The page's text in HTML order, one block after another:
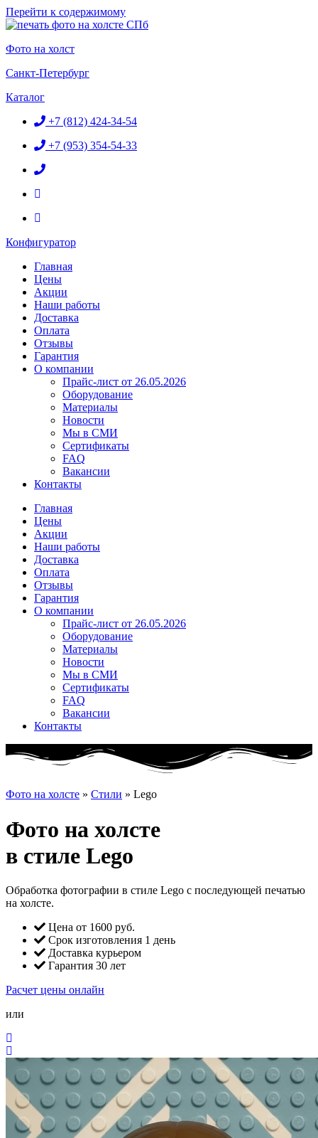
Перейти к содержимому
Фото на холст
Санкт-Петербург
Каталог
+7 (812) 424-34-54
+7 (953) 354-54-33
Конфигуратор
Главная
Цены
Акции
Наши работы
Доставка
Оплата
Отзывы
Гарантия
О компании
Прайс-лист от 26.05.2026
Оборудование
Материалы
Новости
Мы в СМИ
Сертификаты
FAQ
Вакансии
Контакты
Главная
Цены
Акции
Наши работы
Доставка
Оплата
Отзывы
Гарантия
О компании
Прайс-лист от 26.05.2026
Оборудование
Материалы
Новости
Мы в СМИ
Сертификаты
FAQ
Вакансии
Контакты
Фото на холсте » Стили » Lego
Фото на холсте
в стиле Lego
Обработка фотографии в стиле Lego с последующей печатью
на холсте.
Цена от 1600 руб.
Срок изготовления 1 день
Доставка курьером
Гарантия 30 лет
Расчет цены онлайн
или